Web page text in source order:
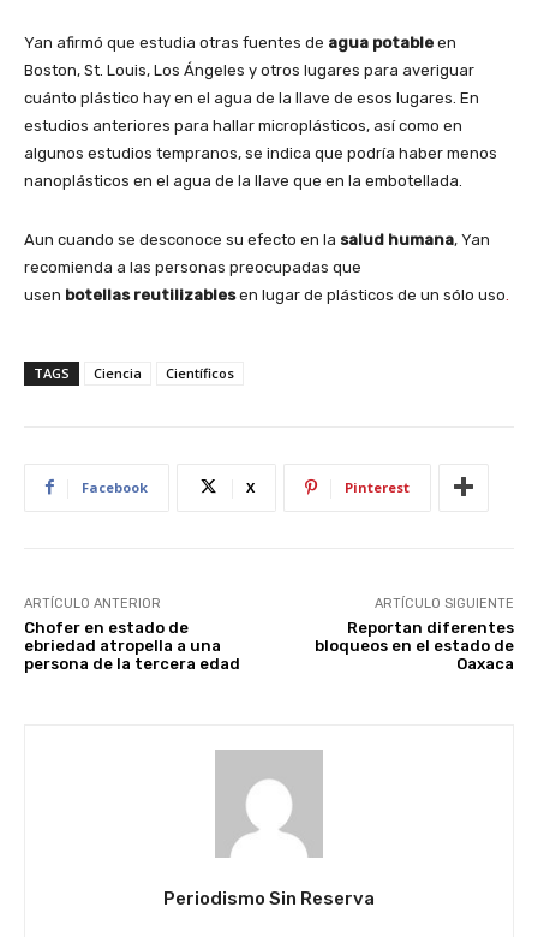
Yan afirmó que estudia otras fuentes de agua potable en
Boston, St. Louis, Los Ángeles y otros lugares para averiguar
cuánto plástico hay en el agua de la llave de esos lugares. En
estudios anteriores para hallar microplásticos, así como en
algunos estudios tempranos, se indica que podría haber menos
nanoplásticos en el agua de la llave que en la embotellada.
Aun cuando se desconoce su efecto en la salud humana, Yan
recomienda a las personas preocupadas que
usen botellas reutilizablesen lugar de plásticos de un sólo uso
TAGS Ciencia Científicos
Facebook X Pinterest
ARTÍCULO ANTERIOR
Chofer en estado de
ebriedad atropella a una
persona de la tercera edad
ARTÍCULO SIGUIENTE
Reportan diferentes
bloqueos en el estado de
Oaxaca
Periodismo Sin Reserva